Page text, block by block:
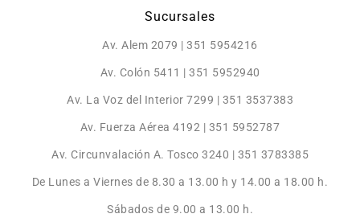
Sucursales
Av. Alem 2079 | 351 5954216
Av. Colón 5411 | 351 5952940
Av. La Voz del Interior 7299 | 351 3537383
Av. Fuerza Aérea 4192 | 351 5952787
Av. Circunvalación A. Tosco 3240 | 351 3783385
De Lunes a Viernes de 8.30 a 13.00 h y 14.00 a 18.00 h.
Sábados de 9.00 a 13.00 h.